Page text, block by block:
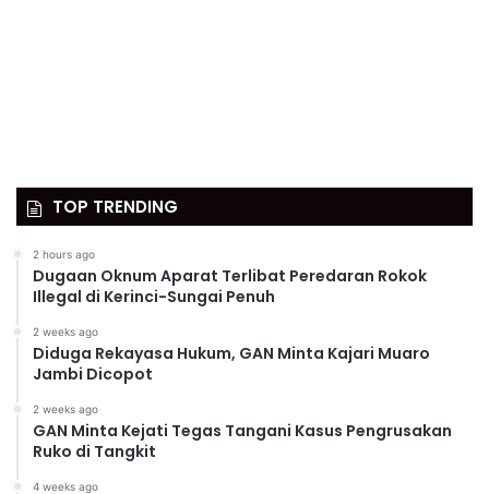
TOP TRENDING
2 hours ago
Dugaan Oknum Aparat Terlibat Peredaran Rokok
Illegal di Kerinci-Sungai Penuh
2 weeks ago
Diduga Rekayasa Hukum, GAN Minta Kajari Muaro
Jambi Dicopot
2 weeks ago
GAN Minta Kejati Tegas Tangani Kasus Pengrusakan
Ruko di Tangkit
4 weeks ago